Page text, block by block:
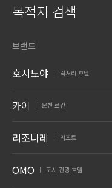
목적지 검색
브랜드
호시노야 럭셔리 호텔
카이 온천 료칸
리조나레 리조트
OMO 도시 관광 호텔